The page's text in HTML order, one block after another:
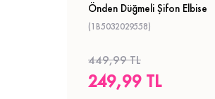
Önden Düğmeli Şifon Elbise
(1B5032029558)
449,99 TL
249,99 TL